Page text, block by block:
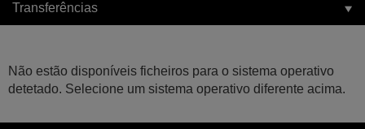
Transferências
Não estão disponíveis ficheiros para o sistema operativo
detetado. Selecione um sistema operativo diferente acima.